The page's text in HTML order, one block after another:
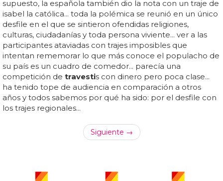
supuesto, la española también dio la nota con un traje de
isabel la católica... toda la polémica se reunió en un único
desfile en el que se sintieron ofendidas religiones,
culturas, ciudadanías y toda persona viviente... ver a las
participantes ataviadas con trajes imposibles que
intentan rememorar lo que más conoce el populacho de
su país es un cuadro de comedor... parecía una
competición de travestis con dinero pero poca clase...
ha tenido tope de audiencia en comparación a otros
años y todos sabemos por qué ha sido: por el desfile con
los trajes regionales...
Siguiente →